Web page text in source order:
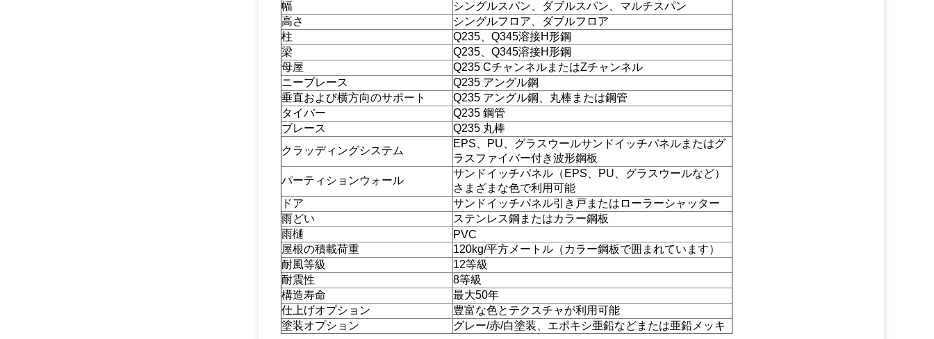
幅
シングルスパン、ダブルスパン、マルチスパン
高さ
シングルフロア、ダブルフロア
柱
Q235、Q345溶接H形鋼
梁
Q235、Q345溶接H形鋼
母屋
Q235 CチャンネルまたはZチャンネル
ニーブレース
Q235 アングル鋼
垂直および横方向のサポート
Q235 アングル鋼、丸棒または鋼管
タイバー
Q235 鋼管
ブレース
Q235 丸棒
クラッディングシステム
EPS、PU、グラスウールサンドイッチパネルまたはグ
ラスファイバー付き波形鋼板
パーティションウォール
サンドイッチパネル（EPS、PU、グラスウールなど）
さまざまな色で利用可能
ドア
サンドイッチパネル引き戸またはローラーシャッター
雨どい
ステンレス鋼またはカラー鋼板
雨樋
PVC
屋根の積載荷重
120kg/平方メートル（カラー鋼板で囲まれています）
耐風等級
12等級
耐震性
8等級
構造寿命
最大50年
仕上げオプション
豊富な色とテクスチャが利用可能
塗装オプション
グレー/赤/白塗装、エポキシ亜鉛などまたは亜鉛メッキ